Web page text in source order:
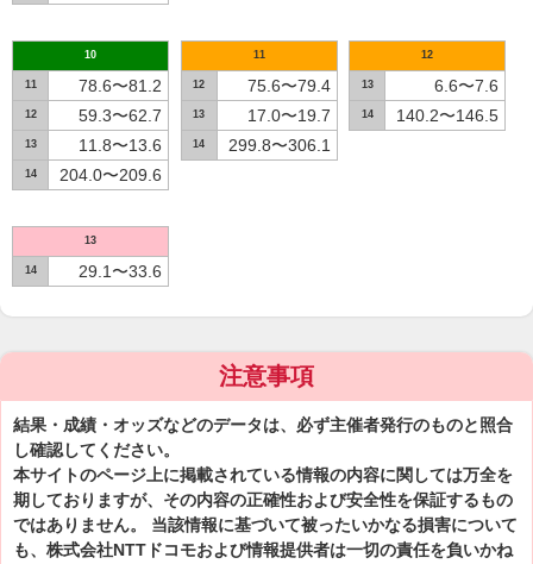
10
11 78.6〜81.2
12 59.3〜62.7
13 11.8〜13.6
14 204.0〜209.6
11
12 75.6〜79.4
13 17.0〜19.7
14 299.8〜306.1
12
13 6.6〜7.6
14 140.2〜146.5
13
14 29.1〜33.6
注意事項
結果・成績・オッズなどのデータは、必ず主催者発行のものと照合
し確認してください。
本サイトのページ上に掲載されている情報の内容に関しては万全を
期しておりますが、その内容の正確性および安全性を保証するもの
ではありません。 当該情報に基づいて被ったいかなる損害について
も、株式会社NTTドコモおよび情報提供者は一切の責任を負いかね